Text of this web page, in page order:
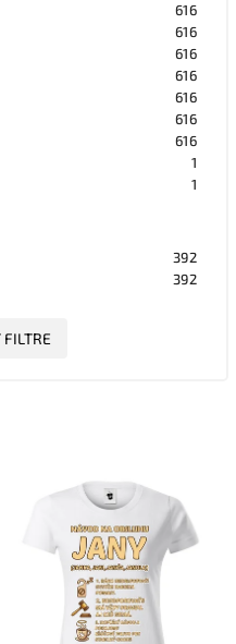
616
616
616
616
616
616
616
1
1
392
392